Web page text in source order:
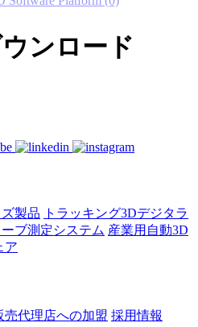
ンロード
製品
トラッキング3Dデジタラ
ブ測定システム 産業用自動3D
ア
売代理店への加盟 採用情報